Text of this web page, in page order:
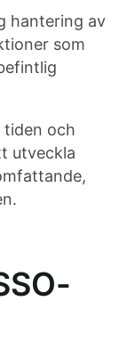
hantering av
som
tiden och
utveckla